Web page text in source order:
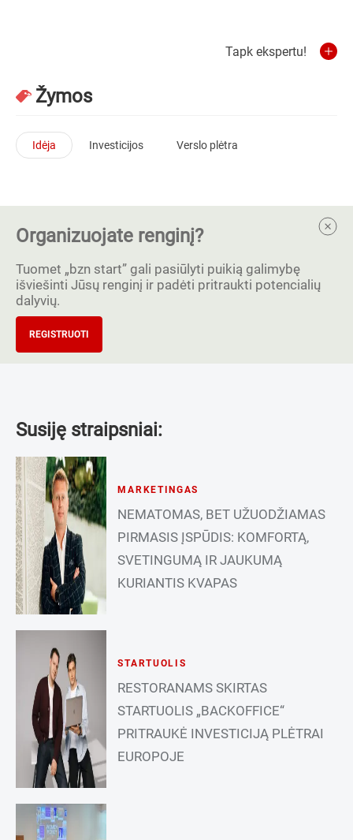
Tapk ekspertu!
Žymos
Idėja Investicijos Verslo plėtra
Organizuojate renginį?
Tuomet „bzn start” gali pasiūlyti puikią galimybę
išviešinti Jūsų renginį ir padėti pritraukti potencialių
dalyvių.
REGISTRUOTI
Susiję straipsniai:
MARKETINGAS
NEMATOMAS, BET UŽUODŽIAMAS
PIRMASIS ĮSPŪDIS: KOMFORTĄ,
SVETINGUMĄ IR JAUKUMĄ
KURIANTIS KVAPAS
STARTUOLIS
RESTORANAMS SKIRTAS
STARTUOLIS „BACKOFFICE“
PRITRAUKĖ INVESTICIJĄ PLĖTRAI
EUROPOJE